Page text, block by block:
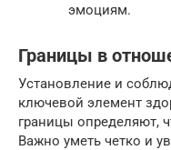
эмоциям.
Границы в
Установление и
ключевой элемент
границы определяют,
Важно уметь четко и